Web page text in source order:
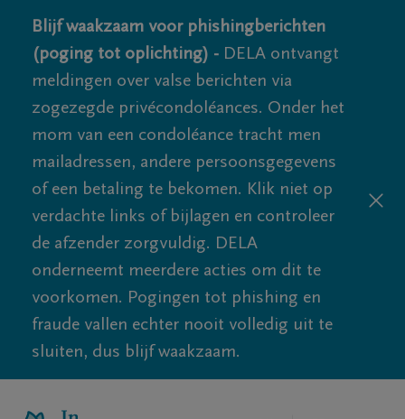
Blijf waakzaam voor phishingberichten
(poging tot oplichting) - DELA ontvangt
meldingen over valse berichten via
zogezegde privécondoléances. Onder het
mom van een condoléance tracht men
mailadressen, andere persoonsgegevens
of een betaling te bekomen. Klik niet op
verdachte links of bijlagen en controleer
de afzender zorgvuldig. DELA
onderneemt meerdere acties om dit te
voorkomen. Pogingen tot phishing en
fraude vallen echter nooit volledig uit te
sluiten, dus blijf waakzaam.